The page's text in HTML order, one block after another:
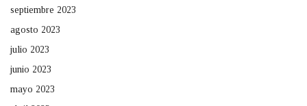
septiembre 2023
agosto 2023
julio 2023
junio 2023
mayo 2023